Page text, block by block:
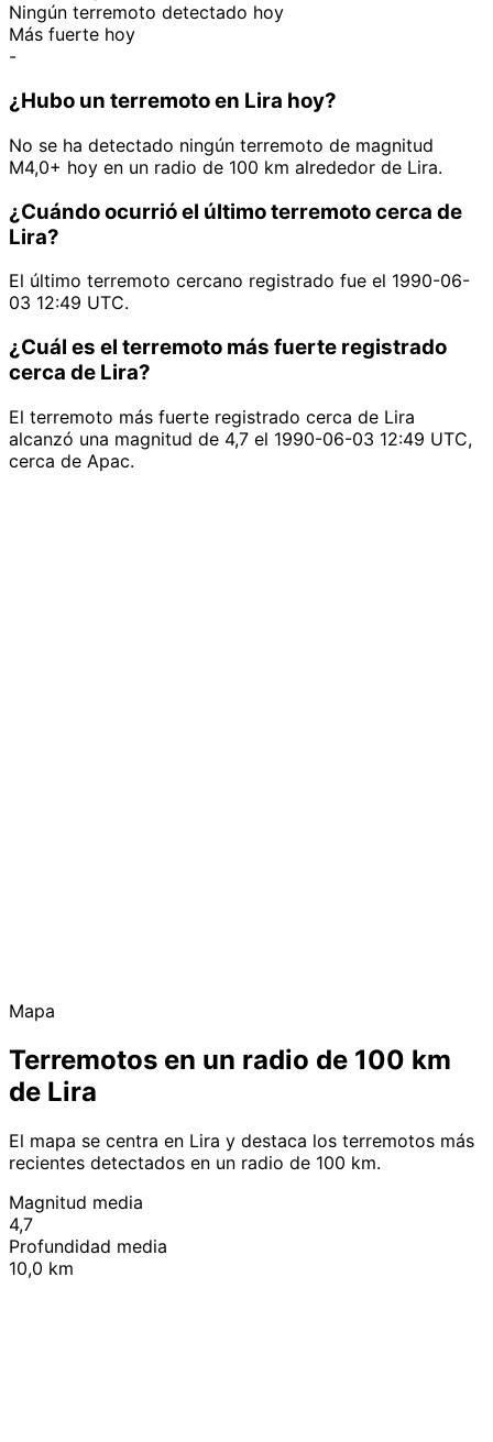
Ningún terremoto detectado hoy
Más fuerte hoy
-
¿Hubo un terremoto en Lira hoy?
No se ha detectado ningún terremoto de magnitud
M4,0+ hoy en un radio de 100 km alrededor de Lira.
¿Cuándo ocurrió el último terremoto cerca de
Lira?
El último terremoto cercano registrado fue el 1990-06-
03 12:49 UTC.
¿Cuál es el terremoto más fuerte registrado
cerca de Lira?
El terremoto más fuerte registrado cerca de Lira
alcanzó una magnitud de 4,7 el 1990-06-03 12:49 UTC,
cerca de Apac.
Mapa
Terremotos en un radio de 100 km
de Lira
El mapa se centra en Lira y destaca los terremotos más
recientes detectados en un radio de 100 km.
Magnitud media
4,7
Profundidad media
10,0 km